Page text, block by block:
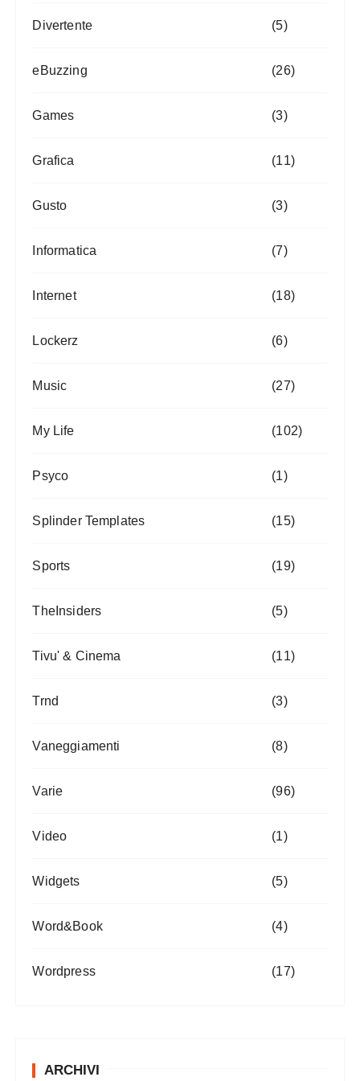
Divertente (5)
eBuzzing (26)
Games (3)
Grafica (11)
Gusto (3)
Informatica (7)
Internet (18)
Lockerz (6)
Music (27)
My Life (102)
Psyco (1)
Splinder Templates (15)
Sports (19)
TheInsiders (5)
Tivu' & Cinema (11)
Trnd (3)
Vaneggiamenti (8)
Varie (96)
Video (1)
Widgets (5)
Word&Book (4)
Wordpress (17)
ARCHIVI